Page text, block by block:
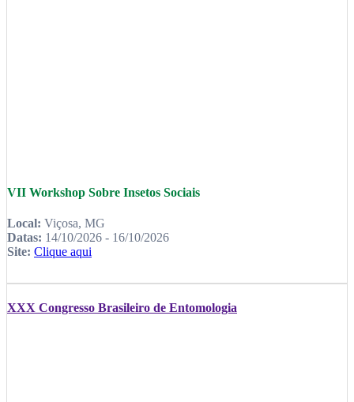
VII Workshop Sobre Insetos Sociais
Local: Viçosa, MG
Datas: 14/10/2026 - 16/10/2026
Site: Clique aqui
XXX Congresso Brasileiro de Entomologia